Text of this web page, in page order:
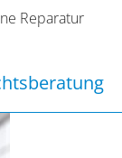
Reparatur